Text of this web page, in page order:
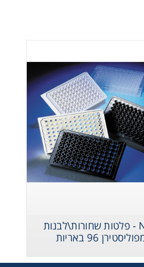
NBS - פלטות שחורות\לבנות
96 באריות